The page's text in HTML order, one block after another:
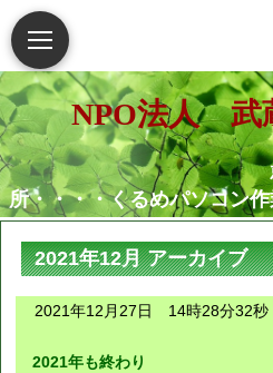
NPO法人 武
所・・・・くるめパソコ
就労移行
所・・・・・・くるめパソ
相談支援セ
の里
就労定着支
2021年12月 アーカイブ
2021年12月27日 14時28分32秒
2021年も終わり